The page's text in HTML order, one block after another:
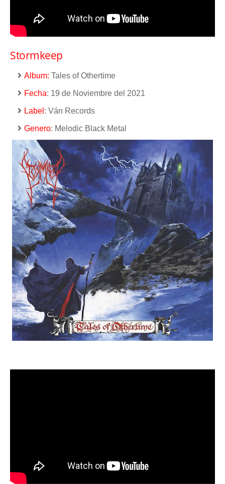
Stormkeep
Album: Tales of Othertime
Fecha: 19 de Noviembre del 2021
Label : Ván Records
Genero: Melodic Black Metal